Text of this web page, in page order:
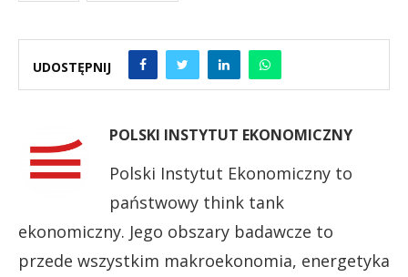
UDOSTĘPNIJ
POLSKI INSTYTUT EKONOMICZNY
Polski Instytut Ekonomiczny to
państwowy think tank
ekonomiczny. Jego obszary badawcze to
przede wszystkim makroekonomia, energetyka